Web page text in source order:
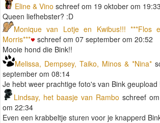
Eline & Vino schreef om 19 oktober om 19:33
Queen liefhebster? :D
Monique van Lotje en Kwibus!!! ***Flos
Morris***
schreef om 07 september om 20:52
Mooie hond die Bink!!
Melissa, Dempsey, Taiko, Minos & *Nina*
september om 08:14
Je hebt weer prachtige foto's van Bink geupload
Lindsay, het baasje van Rambo schreef
om 22:34
Even een krabbeltje sturen voor je knapperd